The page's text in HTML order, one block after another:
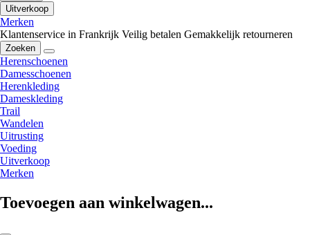
Uitverkoop
Merken
Klantenservice in Frankrijk Veilig betalen Gemakkelijk retourneren
Zoeken
Herenschoenen
Damesschoenen
Herenkleding
Dameskleding
Trail
Wandelen
Uitrusting
Voeding
Uitverkoop
Merken
Toevoegen aan winkelwagen...